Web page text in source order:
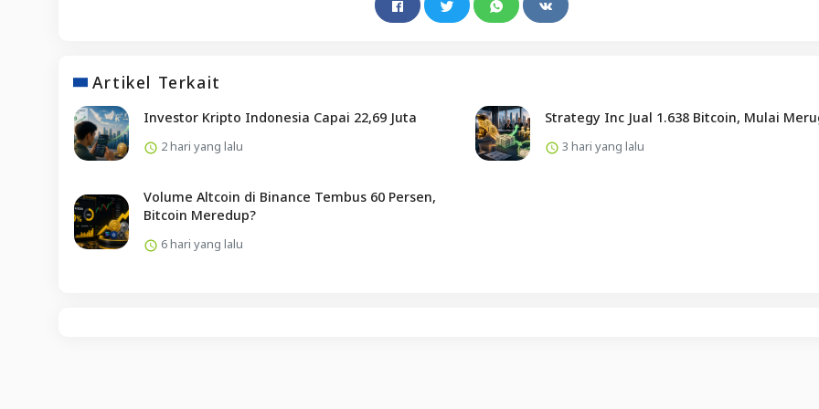
Artikel Terkait
Investor Kripto Indonesia Capai 22,69 Juta
2 hari yang lalu
Strategy Inc Jual 1.638 Bitcoin, Mulai
3 hari yang lalu
Volume Altcoin di Binance Tembus 60 Persen,
Bitcoin Meredup?
6 hari yang lalu